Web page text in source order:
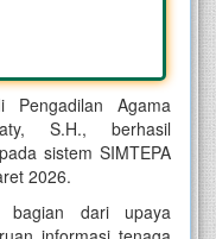
Agama
S.H., berhasil
sistem SIMTEPA
2026.
bagian dari upaya